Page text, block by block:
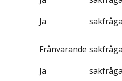
Ja
Frånvarande
Ja